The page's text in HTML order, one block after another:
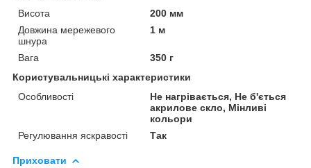
Висота
200 мм
Довжина мережевого
шнура
1 м
Вага
350 г
Користувальницькі характеристики
Особливості
Не нагрівається, Не б'ється
акрилове скло, Мінливі
кольори
Регулювання яскравості
Так
Приховати